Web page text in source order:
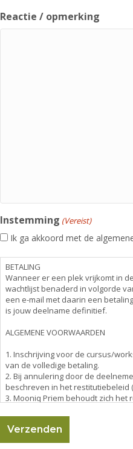
Reactie / opmerking
Instemming (Vereist)
Ik ga akkoord met de
BETALING
Wanneer er een plek vrijkomt in
wachtlijst benaderd in volgorde
een e-mail met daarin een
is jouw deelname definitief.
ALGEMENE VOORWAARDEN
1. Inschrijving voor de cursus/
van de volledige betaling.
2. Bij annulering door de
beschreven in het restitutiebeleid
3. Mooniq Priem behoudt zich
6 cursisten) of onvoorziene
volledige bedrag terugbetaald of
aangeboden.